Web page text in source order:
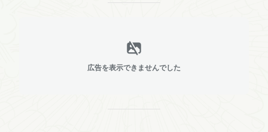
広告を表示できませんでした